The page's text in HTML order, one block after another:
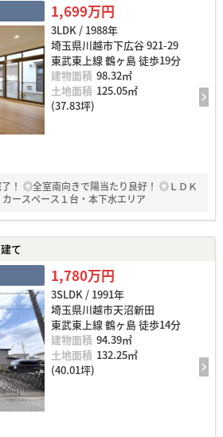
1,699万円
3LDK / 1988年
埼玉県川越市下広谷 921-29
東武東上線 鶴ヶ島 徒歩19分
建物面積 98.32㎡
土地面積 125.05㎡
(37.83坪)
！ ◎全室南向きで陽当たり良好！ ◎ＬＤＫ
ースペース１台・本下水エリア
て
1,780万円
3SLDK / 1991年
埼玉県川越市天沼新田
東武東上線 鶴ヶ島 徒歩14分
建物面積 94.39㎡
土地面積 132.25㎡
(40.01坪)